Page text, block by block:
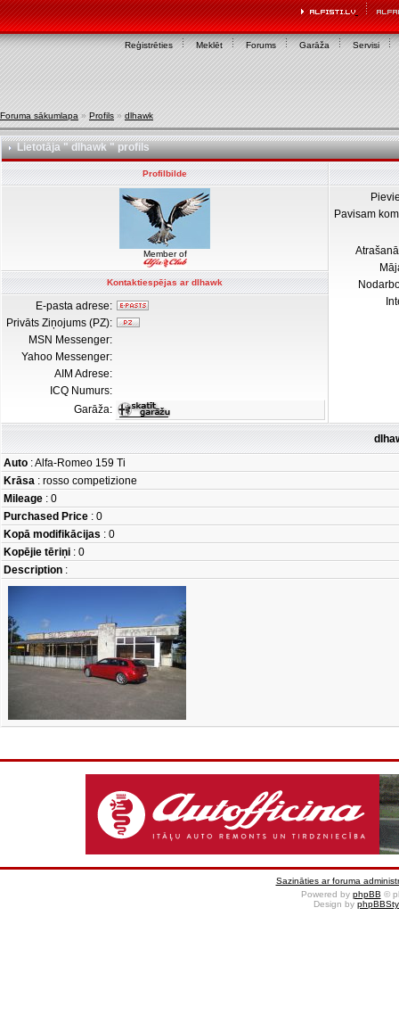
Reģistrēties Meklēt Forums Garāža Servisi
Foruma sākumlapa » Profils » dlhawk
Lietotāja " dlhawk " profils
Profilbilde
Member of
Pavisam
Kontaktiespējas ar dlhawk
E-pasta adrese:
Privāts Ziņojums (PZ):
MSN Messenger:
Yahoo Messenger:
AIM Adrese:
ICQ Numurs:
Garāža:
Auto : Alfa-Romeo 159 Ti
Krāsa : rosso competizione
Mileage : 0
Purchased Price : 0
Kopā modifikācijas : 0
Kopējie tēriņi : 0
Description :
Sazināties ar foruma
Powered by phpBB ©
Design by